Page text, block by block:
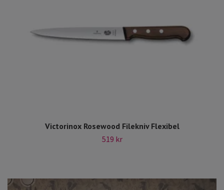
Victorinox Rosewood Filekniv Flexibel
519 kr